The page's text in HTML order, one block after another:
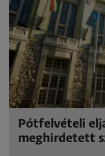
Pótfelvételi
meghirdetett